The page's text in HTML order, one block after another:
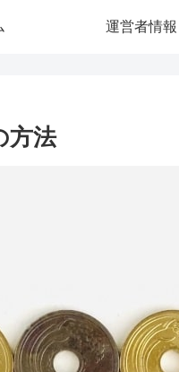
運営者情報
方法